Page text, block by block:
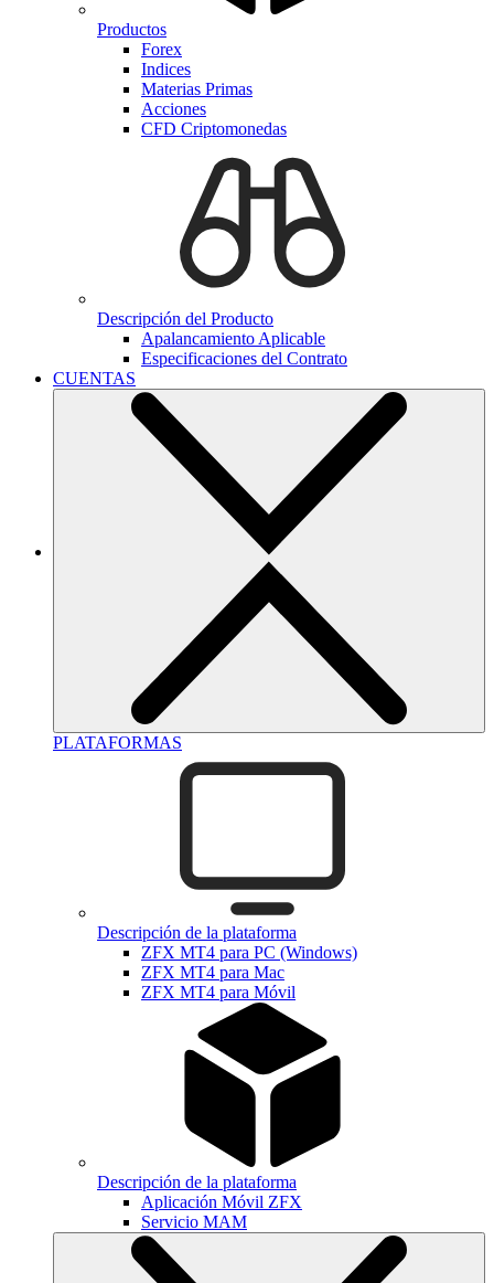
Productos
Forex
Indices
Materias Primas
Acciones
CFD Criptomonedas
Descripción del Producto
Apalancamiento Aplicable
Especificaciones del Contrato
CUENTAS
PLATAFORMAS
Descripción de la plataforma
ZFX MT4 para PC (Windows)
ZFX MT4 para Mac
ZFX MT4 para Móvil
Descripción de la plataforma
Aplicación Móvil ZFX
Servicio MAM